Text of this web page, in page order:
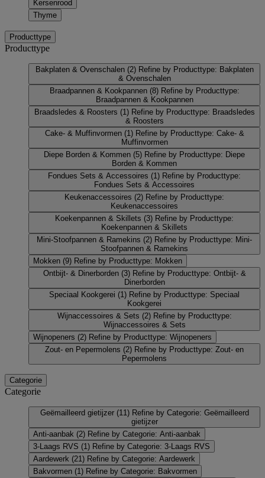
Kersenrood
Thyme
Producttype
Producttype
Bakplaten & Ovenschalen (2) Refine by Producttype: Bakplaten
& Ovenschalen
Braadpannen & Kookpannen (8) Refine by Producttype:
Braadpannen & Kookpannen
Braadsledes & Roosters (1) Refine by Producttype: Braadsledes
& Roosters
Cake- & Muffinvormen (1) Refine by Producttype: Cake- &
Muffinvormen
Diepe Borden & Kommen (5) Refine by Producttype: Diepe
Borden & Kommen
Fondues Sets & Accessoires (1) Refine by Producttype:
Fondues Sets & Accessoires
Keukenaccessoires (2) Refine by Producttype:
Keukenaccessoires
Koekenpannen & Skillets (3) Refine by Producttype:
Koekenpannen & Skillets
Mini-Stoofpannen & Ramekins (2) Refine by Producttype: Mini-
Stoofpannen & Ramekins
Mokken (9) Refine by Producttype: Mokken
Ontbijt- & Dinerborden (3) Refine by Producttype: Ontbijt- &
Dinerborden
Speciaal Kookgerei (1) Refine by Producttype: Speciaal
Kookgerei
Wijnaccessoires & Sets (2) Refine by Producttype:
Wijnaccessoires & Sets
Wijnopeners (2) Refine by Producttype: Wijnopeners
Zout- en Pepermolens (2) Refine by Producttype: Zout- en
Pepermolens
Categorie
Categorie
Geëmailleerd gietijzer (11) Refine by Categorie: Geëmailleerd
gietijzer
Anti-aanbak (2) Refine by Categorie: Anti-aanbak
3-Laags RVS (1) Refine by Categorie: 3-Laags RVS
Aardewerk (21) Refine by Categorie: Aardewerk
Bakvormen (1) Refine by Categorie: Bakvormen